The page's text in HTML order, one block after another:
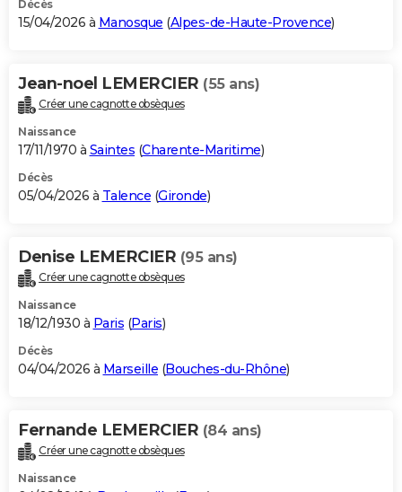
Décès
15/04/2026 à Manosque (Alpes-de-Haute-Provence)
Jean-noel LEMERCIER (55 ans)
Créer une cagnotte obsèques
Naissance
17/11/1970 à Saintes (Charente-Maritime)
Décès
05/04/2026 à Talence (Gironde)
Denise LEMERCIER (95 ans)
Créer une cagnotte obsèques
Naissance
18/12/1930 à Paris (Paris)
Décès
04/04/2026 à Marseille (Bouches-du-Rhône)
Fernande LEMERCIER (84 ans)
Créer une cagnotte obsèques
Naissance